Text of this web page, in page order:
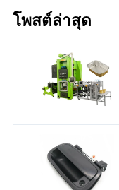
โพสต์ล่าสุด